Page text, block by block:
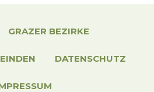
GRAZER BEZIRKE
DATENSCHUTZ